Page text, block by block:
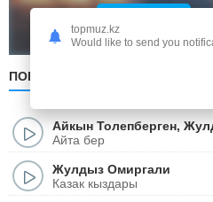
ПОПУЛЯРНЫЕ
Айкын Толепберген,
Айта бер
Жулдыз Омиргали
Казак кыздары
topmuz.kz
Would like to send you